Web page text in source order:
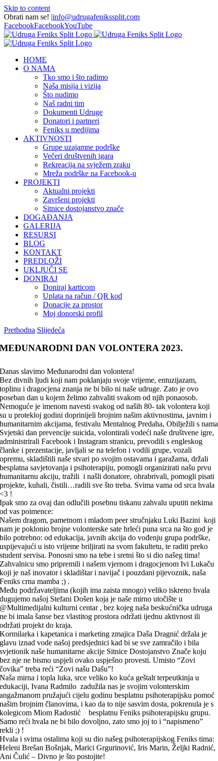
Skip to content
Obrati nam se! |info@udrugafenikssplit.com
FacebookFacebookYouTube
HOME
O NAMA
Tko smo i što radimo
Naša misija i vizija
Što nudimo
Naš radni tim
Dokumenti Udruge
Donatori i partneri
Feniks u medijima
AKTIVNOSTI
Grupe uzajamne podrške
Večeri društvenih igara
Rekreacija na svježem zraku
Mreža podrške na Facebook-u
PROJEKTI
Aktualni projekti
Završeni projekti
Sitnice dostojanstvo znače
DOGAĐANJA
GALERIJA
RESURSI
BLOG
KONTAKT
PREDLOŽI
UKLJUČI SE
DONIRAJ
Doniraj karticom
Uplata na račun / QR kod
Donacije za prostor
Moj donorski profil
Prethodna Slijedeća
MEĐUNARODNI DAN VOLONTERA 2023.
Danas slavimo Međunarodni dan volontera!
Bez divnih ljudi koji nam poklanjaju svoje vrijeme, entuzijazam,
toplinu i dragocjena znanja ne bi bilo ni naše udruge. Zato je ovo
poseban dan u kojem želimo zahvaliti svakom od njih ponaosob.
Nemoguće je imenom navesti svakog od naših 80- tak volontera koji
su u protekloj godini doprinijeli brojnim našim aktivnostima, javnim i
humanitarnim akcijama, festivalu Mentalnog Predaha, Obilježili s nama
Svjetski dan prevencije suicida, volontirali vodeći naše društvene igre,
administrirali Facebook i Instagram stranicu, prevodili s engleskog
članke i prezentacije, javljali se na telefon i vodili grupe, vozali
opremu, skladištili naše stvari po svojim ostavama i garažama, držali
besplatna savjetovanja i psihoterapiju, pomogli organizirati našu prvu
humanitarnu akciju, tražili i našli donatore, ohrabrivali, pomogli pisati
projekte, kuhali, čistili…radili sve što treba. Svima vama od srca hvala
<3 !
Ipak smo za ovaj dan odlučili posebnu tiskanu zahvalu uputiti nekima
od vas poimence:
Našem dragom, pametnom i mladom peer stručnjaku Luki Bazini koji
nam je poklonio brojne volonterske sate hrleći puna srca na što god je
bilo potrebno: od edukacija, javnih akcija do vođenju grupa podrške,
uspijevajući u isto vrijeme briljirati na svom fakultetu, te raditi preko
student servisa. Ponosni smo na tebe i sretni što si dio našeg tima!
Zahvalnicu smo pripremili i našem vjernom i dragocjenom Ivi Lukaču
koji je naš inovator i skladištar i navijač i pouzdani pijevoznik, naša
Feniks crna mamba ;) .
Među podržavateljima (kojih ima zaista mnogo) veliko iskreno hvala
dugujemo našoj Stefani Došen koja je naše mirno utočište u
@Multimedijalni kulturni centar , bez kojeg naša beskućnička udruga
ne bi imala šanse bez vlastitog prostora održati ijednu aktivnost ili
održati projekt do kraja.
Kormilarka i kapetanica i marketing zmajica Daša Dragnić držala je
glavu iznad vode našoj predsjednici kad bi se sve zamračilo i bila
svjetionik naše humanitarne akcije Sitnice Dostojanstvo Znače koju
bez nje ne bismo uspjeli ovako uspješno provesti. Umisto “Zovi
čovika” treba reći “Zovi našu Dašu”!
Naša mirna i topla luka, srce veliko ko kuća geštalt terpeutkinja u
edukaciji, Ivana Radmilo zadužila nas je svojim volonterskim
angažmanom pružajući cijelu godinu besplatnu psihoterapijsku pomoć
našim brojnim članovima, i kao da to nije sasvim dosta, pokrenula je s
kolegicom Miom Radostić besplatnu Feniks psihoterapijsku grupu.
Samo reći hvala ne bi bilo dovoljno, zato smo joj to i “napismeno”
rekli ;) !
Hvala i svima ostalima koji su dio našeg psihoterapijskog Feniks tima:
Heleni Brešan Bošnjak, Marici Grgurinović, Iris Marin, Željki Radnić,
Ani Čulić – Divno je što postojite!